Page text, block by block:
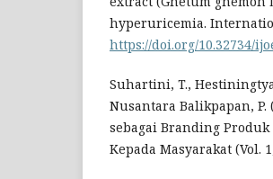
hyperuricemia.
https://doi.org/10.32734/
Suhartini, T.,
Nusantara Balikpapan, P.
sebagai Branding
Kepada Masyarakat (Vol.